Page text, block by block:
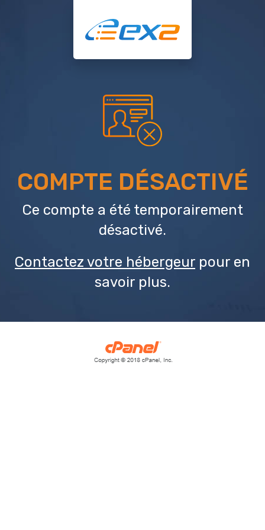
COMPTE DÉSACTIVÉ
Ce compte a été temporairement
désactivé.
Contactez votre hébergeur pour en
savoir plus.